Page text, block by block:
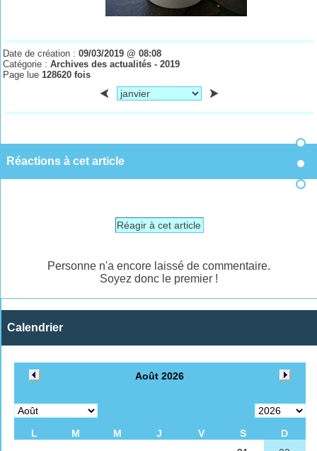
Date de création :09/03/2019 @ 08:08
Catégorie :Archives des actualités - 2019
Page lue 128620 fois
Réactions à cet article
Réagir à cet article
Personne n'a encore laissé de commentaire.
Soyez donc le premier !
Calendrier